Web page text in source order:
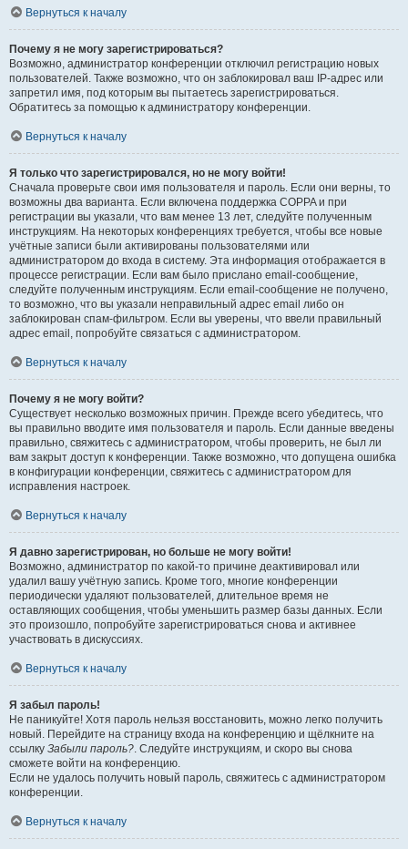
Вернуться к началу
Почему я не могу зарегистрироваться?
Возможно, администратор конференции отключил регистрацию новых
пользователей. Также возможно, что он заблокировал ваш IP-адрес или
запретил имя, под которым вы пытаетесь зарегистрироваться.
Обратитесь за помощью к администратору конференции.
Вернуться к началу
Я только что зарегистрировался, но не могу войти!
Сначала проверьте свои имя пользователя и пароль. Если они верны, то
возможны два варианта. Если включена поддержка COPPA и при
регистрации вы указали, что вам менее 13 лет, следуйте полученным
инструкциям. На некоторых конференциях требуется, чтобы все новые
учётные записи были активированы пользователями или
администратором до входа в систему. Эта информация отображается в
процессе регистрации. Если вам было прислано email-сообщение,
следуйте полученным инструкциям. Если email-сообщение не получено,
то возможно, что вы указали неправильный адрес email либо он
заблокирован спам-фильтром. Если вы уверены, что ввели правильный
адрес email, попробуйте связаться с администратором.
Вернуться к началу
Почему я не могу войти?
Существует несколько возможных причин. Прежде всего убедитесь, что
вы правильно вводите имя пользователя и пароль. Если данные введены
правильно, свяжитесь с администратором, чтобы проверить, не был ли
вам закрыт доступ к конференции. Также возможно, что допущена ошибка
в конфигурации конференции, свяжитесь с администратором для
исправления настроек.
Вернуться к началу
Я давно зарегистрирован, но больше не могу войти!
Возможно, администратор по какой-то причине деактивировал или
удалил вашу учётную запись. Кроме того, многие конференции
периодически удаляют пользователей, длительное время не
оставляющих сообщения, чтобы уменьшить размер базы данных. Если
это произошло, попробуйте зарегистрироваться снова и активнее
участвовать в дискуссиях.
Вернуться к началу
Я забыл пароль!
Не паникуйте! Хотя пароль нельзя восстановить, можно легко получить
новый. Перейдите на страницу входа на конференцию и щёлкните на
ссылку Забыли пароль?. Следуйте инструкциям, и скоро вы снова
сможете войти на конференцию.
Если не удалось получить новый пароль, свяжитесь с администратором
конференции.
Вернуться к началу